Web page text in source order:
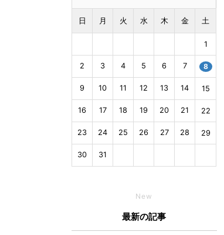
日 月 火 水 木 金 土
1
2 3 4 5 6 7 8
9 10 11 12 13 14 15
16 17 18 19 20 21 22
23 24 25 26 27 28 29
30 31
New
最新の記事